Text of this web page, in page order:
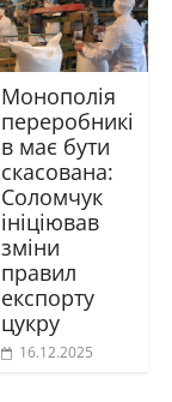
Монополія
переробникі
в має бути
скасована:
Соломчук
ініціював
зміни
правил
експорту
цукру
16.12.2025